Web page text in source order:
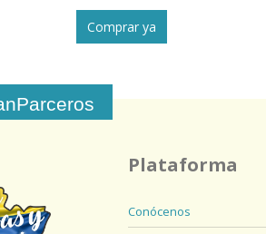
Comprar ya
Plataforma
Conócenos